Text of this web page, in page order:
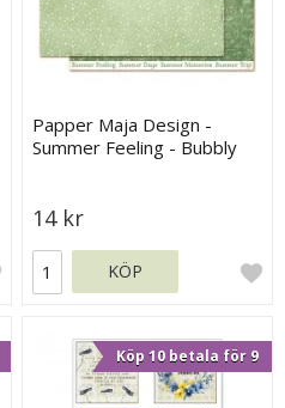
Papper Maja Design -
Summer Feeling - Bubbly
14 kr
KÖP
Köp 10 betala för 9